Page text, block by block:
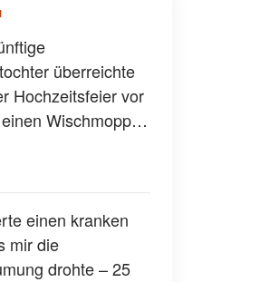
überreichte
Hochzeitsfeier vor
Wischmopp
solle mir mein
zog, brachte den
zum Staunen
einen kranken
mir die
drohte – 25